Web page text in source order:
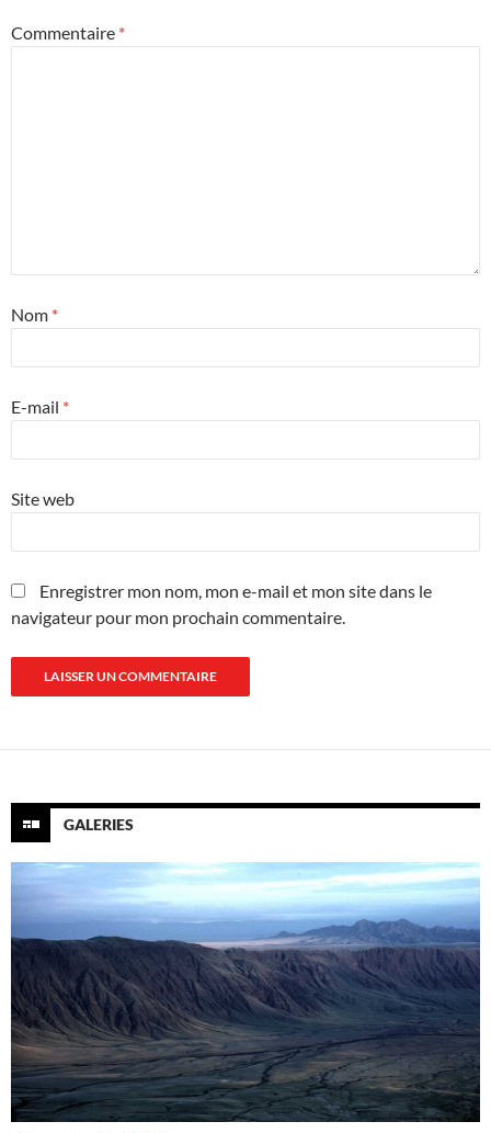
Commentaire *
Nom *
E-mail *
Site web
Enregistrer mon nom, mon e-mail et mon site dans le
navigateur pour mon prochain commentaire.
GALERIES